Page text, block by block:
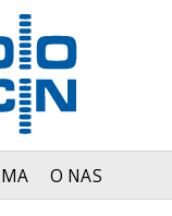
O NAS